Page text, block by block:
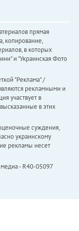
прямая
копирование,
в которых
и "Украинская Фото
"Реклама" /
рекламными и
участвует в
в этих
суждения,
украинскому
рекламы несет
- R40-05097